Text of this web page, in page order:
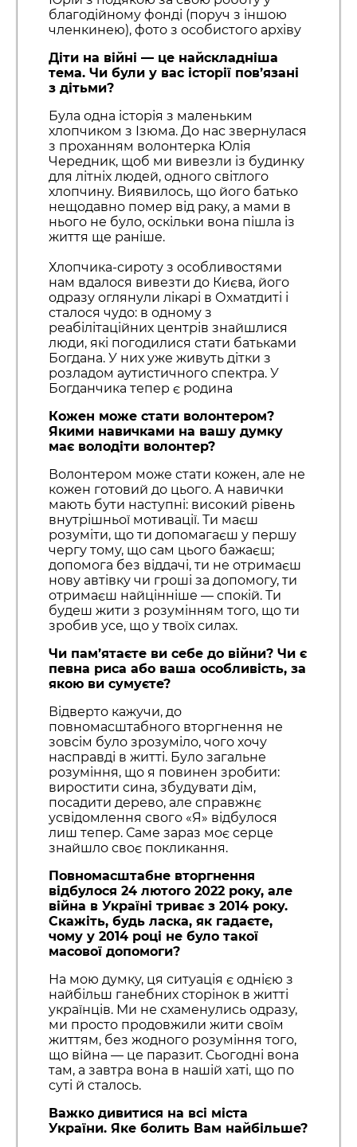
благодійному фонді (поруч з іншою
членкинею), фото з особистого архіву
Діти на війні — це найскладніша
тема. Чи були у вас історії пов’язані
з дітьми?
Була одна історія з маленьким
хлопчиком з Ізюма. До нас звернулася
з проханням волонтерка Юлія
Чередник, щоб ми вивезли із будинку
для літніх людей, одного світлого
хлопчину. Виявилось, що його батько
нещодавно помер від раку, а мами в
нього не було, оскільки вона пішла із
життя ще раніше.
Хлопчика-сироту з особливостями
нам вдалося вивезти до Києва, його
одразу оглянули лікарі в Охматдиті і
сталося чудо: в одному з
реабілітаційних центрів знайшлися
люди, які погодилися стати батьками
Богдана. У них уже живуть дітки з
розладом аутистичного спектра. У
Богданчика тепер є родина
Кожен може стати волонтером?
Якими навичками на вашу думку
має володіти волонтер?
Волонтером може стати кожен, але не
кожен готовий до цього. А навички
мають бути наступні: високий рівень
внутрішньої мотивації. Ти маєш
розуміти, що ти допомагаєш у першу
чергу тому, що сам цього бажаєш;
допомога без віддачі, ти не отримаєш
нову автівку чи гроші за допомогу, ти
отримаєш найцінніше — спокій. Ти
будеш жити з розумінням того, що ти
зробив усе, що у твоїх силах.
Чи пам’ятаєте ви себе до війни? Чи є
певна риса або ваша особливість, за
якою ви сумуєте?
Відверто кажучи, до
повномасштабного вторгнення не
зовсім було зрозуміло, чого хочу
насправді в житті. Було загальне
розуміння, що я повинен зробити:
виростити сина, збудувати дім,
посадити дерево, але справжнє
усвідомлення свого «Я» відбулося
лиш тепер. Саме зараз моє серце
знайшло своє покликання.
Повномасштабне вторгнення
відбулося 24 лютого 2022 року, але
війна в Україні триває з 2014 року.
Скажіть, будь ласка, як гадаєте,
чому у 2014 році не було такої
масової допомоги?
На мою думку, ця ситуація є однією з
найбільш ганебних сторінок в житті
українців. Ми не схаменулись одразу,
ми просто продовжили жити своїм
життям, без жодного розуміння того,
що війна — це паразит. Сьогодні вона
там, а завтра вона в нашій хаті, що по
суті й сталось.
Важко дивитися на всі міста
України. Яке болить Вам найбільше?